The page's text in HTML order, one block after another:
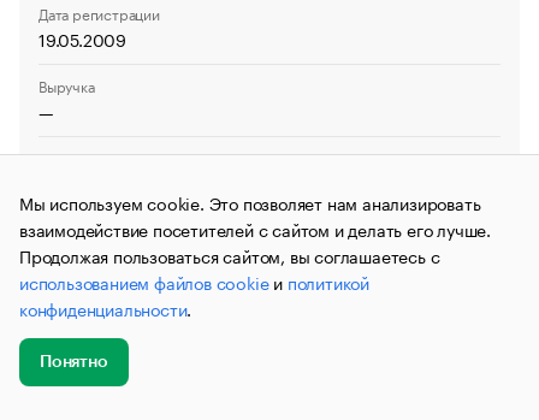
Дата регистрации
19.05.2009
Выручка
—
Темп прироста
ИП Соколов Сергей Владимирович
Розничная торговля обувью
ОГРНИП
Мы используем cookie. Это позволяет нам анализировать
взаимодействие посетителей с сайтом и делать его лучше.
Продолжая пользоваться сайтом, вы соглашаетесь с
использованием файлов cookieи политикой
конфиденциальности.
Понятно